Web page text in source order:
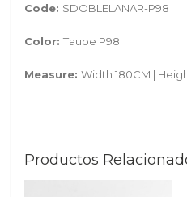
Code: SDOBLELANAR-P98
Color:Taupe P98
Measure:Width 180CM |
Productos